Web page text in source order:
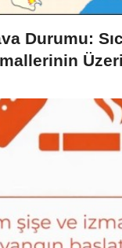
Durumu: